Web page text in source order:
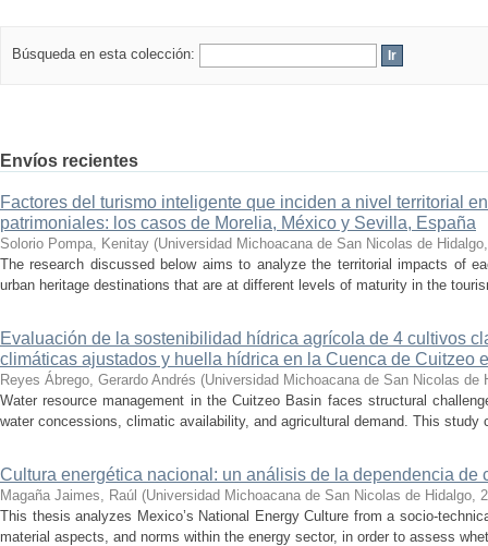
Búsqueda en esta colección:
Envíos recientes
Factores del turismo inteligente que inciden a nivel territorial
patrimoniales: los casos de Morelia, México y Sevilla, España
Solorio Pompa, Kenitay (Universidad Michoacana de San Nicolas de Hidalgo
The research discussed below aims to analyze the territorial impacts of
urban heritage destinations that are at different levels of maturity in the
Evaluación de la sostenibilidad hídrica agrícola de 4 cultivos
climáticas ajustados y huella hídrica en la Cuenca de Cuitzeo
Reyes Ábrego, Gerardo Andrés (Universidad Michoacana de San Nicolas de
Water resource management in the Cuitzeo Basin faces structural
water concessions, climatic availability, and agricultural demand. This study
Cultura energética nacional: un análisis de la dependencia de
Magaña Jaimes, Raúl (Universidad Michoacana de San Nicolas de Hidalgo,
This thesis analyzes Mexico’s National Energy Culture from a socio-
material aspects, and norms within the energy sector, in order to assess